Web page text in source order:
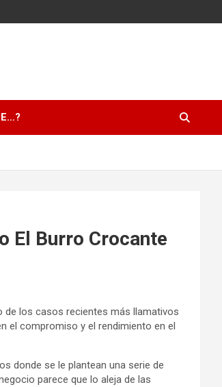
El Burro Crocante
de los casos recientes más llamativos
el compromiso y el rendimiento en el
donde se le plantean una serie de
parece que lo aleja de las